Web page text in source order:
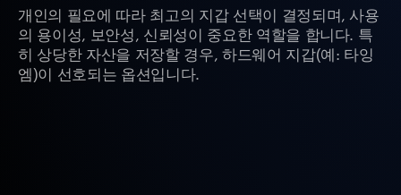
개인의 필요에 따라 최고의 지갑 선택이 결정되며, 사용
의 용이성, 보안성, 신뢰성이 중요한 역할을 합니다. 특
히 상당한 자산을 저장할 경우, 하드웨어 지갑(예: 타잉
엠)이 선호되는 옵션입니다.